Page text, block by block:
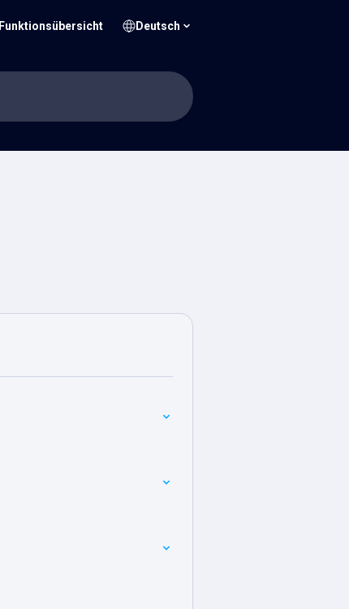
Funktionsübersicht Deutsch